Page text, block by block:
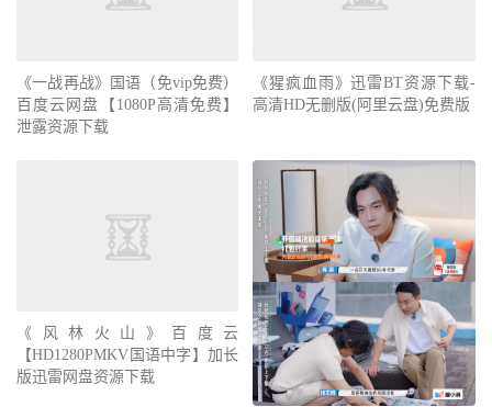
《一战再战》国语（免vip免费）
百度云网盘【1080P高清免费】
泄露资源下载
《猩疯血雨》迅雷BT资源下载-
高清HD无删版(阿里云盘)免费版
《风林火山》百度云
【HD1280PMKV国语中字】加长
版迅雷网盘资源下载